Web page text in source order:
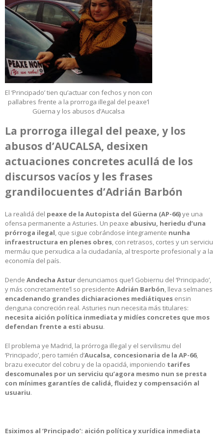
El ‘Principado’ tien qu’actuar con fechos y non con
pallabres frente a la prorroga illegal del peaxe’l
Güerna y los abusos d’Aucalsa
La prorroga illegal del peaxe, y los
abusos d’AUCALSA, desixen
actuaciones concretes acullá de los
discursos vacíos y les frases
grandilocuentes d’Adrián Barbón
La realidá del peaxe de la Autopista del Güerna (AP-66)ye una
ofensa permanente a Asturies. Un peaxe abusivu, heriedu d’una
prórroga ilegal, que sigue cobrándose íntegramente nunha
infraestructura en plenes obres, con retrasos, cortes y un serviciu
mermáu que perxudica a la ciudadanía, al tresporte profesional y a la
economía del país.
Dende Andecha Astur denunciamos que’l Gobiernu del ‘Principado’,
y más concretamente’l so presidente Adrián Barbón, lleva selmanes
encadenando grandes dichiaraciones mediátiques ensin
denguna concreción real. Asturies nun necesita más titulares:
necesita aición política inmediata y midíes concretes que mos
defendan frente a esti abusu.
El problema ye Madrid, la prórroga illegal y el servilismu del
‘Principado’, pero tamién d’Aucalsa, concesionaria de la AP-66,
brazu executor del cobru y de la opacidá, imponiendo tarifes
descomunales por un serviciu qu’agora mesmo nun se presta
con mínimes garantíes de calidá, fluidez y compensación al
usuariu.
Esiximos al ‘Principado’: aición política y xurídica inmediata